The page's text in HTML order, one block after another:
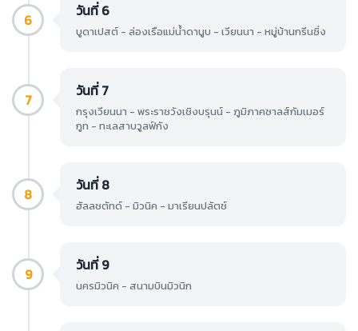
6 วันที่ 6
บูดาเปสต์ - ล่องเรือแม่น้ำดานูบ - เวียนนา - หมู่บ้านกรีนซิ่ง
7 วันที่ 7
กรุงเวียนนา - พระราชวังเชิงบรุนน์ - ภูมิภาคซาลส์กัมเมอร์
กูท - ทะเลสาบวูลฟ์กัง
8 วันที่ 8
ฮัลลชตัทด์ - มิวนิค - มาเรียนปลัตช์
9 วันที่ 9
นครมิวนิค - สนามบินมิวนิก